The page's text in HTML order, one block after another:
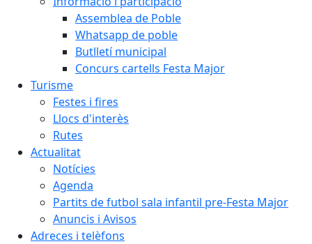
Assemblea de Poble
Whatsapp de poble
Butlletí municipal
Concurs cartells Festa Major
Turisme
Festes i fires
Llocs d'interès
Rutes
Actualitat
Notícies
Agenda
Partits de futbol sala infantil pre-Festa Major
Anuncis i Avisos
Adreces i telèfons